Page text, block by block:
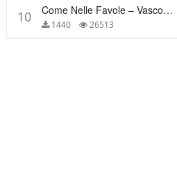
10 Come Nelle Favole – Vasco Rossi
1440 26513